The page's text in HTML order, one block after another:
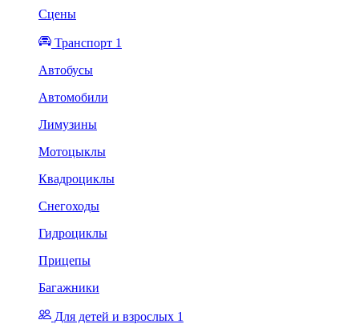
Сцены
Транспорт 1
Автобусы
Автомобили
Лимузины
Мотоцыклы
Квадроциклы
Снегоходы
Гидроциклы
Прицепы
Багажники
Для детей и взрослых 1